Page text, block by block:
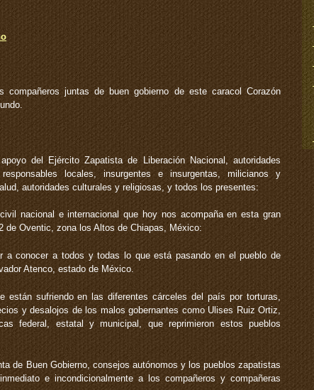
volumen.
arriba/abajo
aumentar
o
disminuir
juntas de buen gobierno de este caracol Corazón
del Ejército Zapatista de Liberación Nacional, autoridades
responsables locales, insurgentes e insurgentas, milicianos y
autoridades culturales y religiosas, y todos los presentes:
nacional e internacional que hoy nos acompaña en esta gran
de Oventic, zona los Altos de Chiapas, México:
a conocer a todos y todas lo que está pasando en el pueblo de
Atenco, estado de México.
están sufriendo en las diferentes cárceles del país por torturas,
y desalojos de los malos gobernantes como Ulises Ruiz Ortiz,
federal, estatal y municipal, que reprimieron estos pueblos
de Buen Gobierno, consejos autónomos y los pueblos zapatistas
e incondicionalmente a los compañeros y compañeras